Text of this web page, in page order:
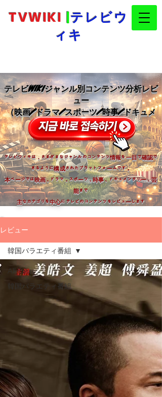
TVWIKI |テレビウ
ィキ
テレビWikiジャンル別コンテンツ分析レビ
ュー
（映画/ドラマ/スポーツ/時事/ドキュメ
ンテーション/芸能）
テレビウィキは、さまざまなジャンルのコンテンツ情報を一目で確認で
きるように構成されたプラットフォームです。
本ページでは映画、ドラマ、スポーツ、時事、ドキュメンタリー、芸
能まで
主なカテゴリを中心にテレビのコンテンツをレビューします
レビュー
All Posts
韓国バラエティ番組
韓国バラエティ番組